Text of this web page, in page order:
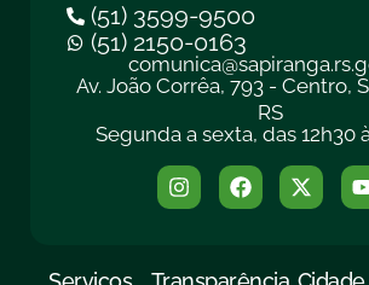
(51) 3599-9500
(51) 2150-0163
Av. João Corrêa, 793 - Centro,
RS
Segunda a sexta, das 12h30